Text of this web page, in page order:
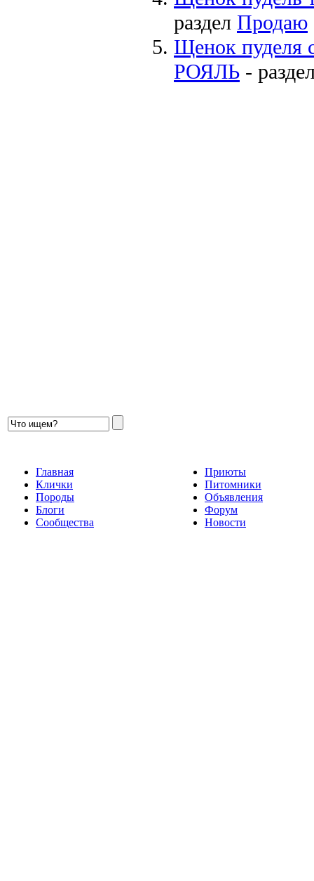
раздел Продаю
Щенок
РОЯЛЬ -
Главная
Клички
Породы
Блоги
Сообщества
Приюты
Питомники
Объявления
Форум
Новости